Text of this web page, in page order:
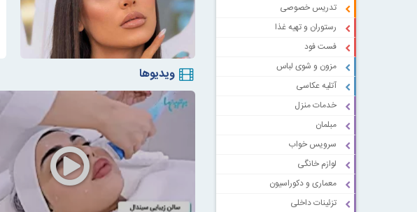
تدریس خصوصی
رستوران و تهیه غذا
فست فود
مزون و شوی لباس
آتلیه عکاسی
خدمات منزل
مبلمان
سرویس خواب
لوازم خانگی
معماری و دکوراسیون
تزئینات داخلی
ویدیوها